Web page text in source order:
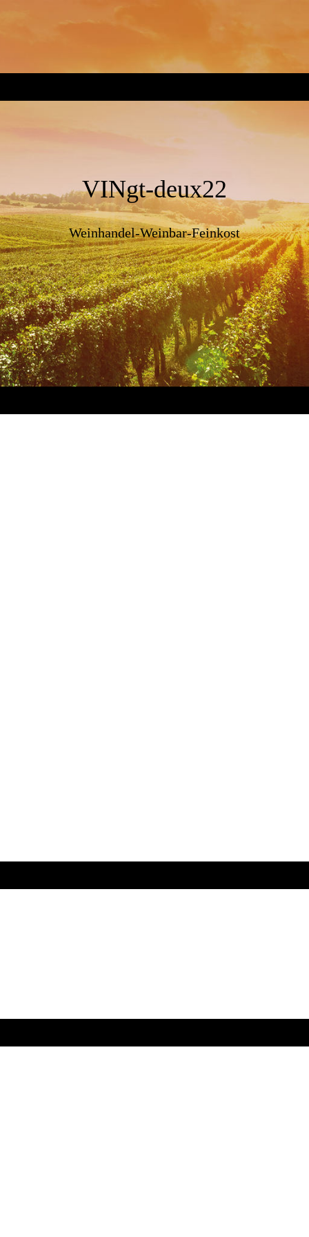
VINgt-deux22
Weinhandel-Weinbar-Feinkost